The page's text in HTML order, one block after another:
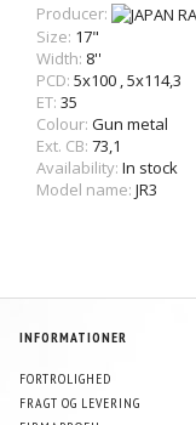
Producer:
Size: 17"
Width: 8''
PCD: 5x100 ,5x114,3
ET: 35
Colour: Gun metal
Ext. CB: 73,1
Availability: In stock
Model name: JR3
INFORMATIONER
FORTROLIGHED
FRAGT OG LEVERING